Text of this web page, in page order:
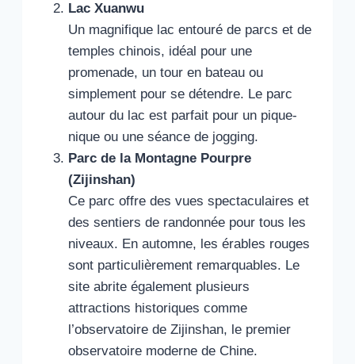
Lac Xuanwu
Un magnifique lac entouré de parcs et de
temples chinois, idéal pour une
promenade, un tour en bateau ou
simplement pour se détendre. Le parc
autour du lac est parfait pour un pique-
nique ou une séance de jogging.
Parc de la Montagne Pourpre
(Zijinshan)
Ce parc offre des vues spectaculaires et
des sentiers de randonnée pour tous les
niveaux. En automne, les érables rouges
sont particulièrement remarquables. Le
site abrite également plusieurs
attractions historiques comme
l’observatoire de Zijinshan, le premier
observatoire moderne de Chine.